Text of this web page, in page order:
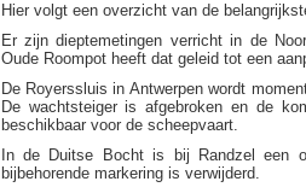
Hier volgt een overzicht van de
Er zijn dieptemetingen verricht in de
Oude Roompot heeft dat geleid tot een
De Royerssluis in Antwerpen wordt
De wachtsteiger is afgebroken en de
beschikbaar voor de scheepvaart.
In de Duitse Bocht is bij Randzel een
bijbehorende markering is verwijderd.